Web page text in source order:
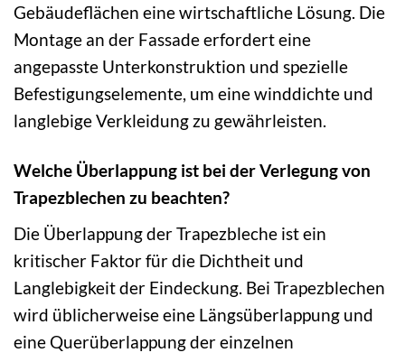
Gebäudeflächen eine wirtschaftliche Lösung. Die
Montage an der Fassade erfordert eine
angepasste Unterkonstruktion und spezielle
Befestigungselemente, um eine winddichte und
langlebige Verkleidung zu gewährleisten.
Welche Überlappung ist bei der Verlegung von
Trapezblechen zu beachten?
Die Überlappung der Trapezbleche ist ein
kritischer Faktor für die Dichtheit und
Langlebigkeit der Eindeckung. Bei Trapezblechen
wird üblicherweise eine Längsüberlappung und
eine Querüberlappung der einzelnen